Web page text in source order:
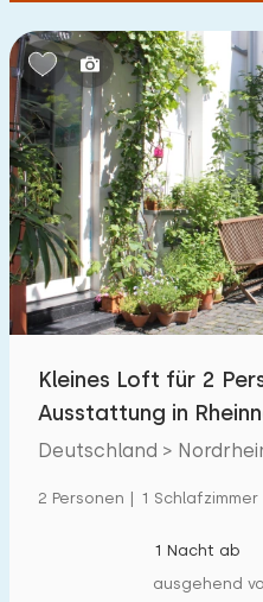
Eingezäunter Garten
Spielgeräte im Garten
Hallenbad
Freibad
Kinderanimation
Kindereinrichtungen
Eingeschränkte
Rollstuhlgerecht
Hilfsmittel
Kleines Loft für 2
Ausstattung in
Deutschland >
2 Personen | 1
1 Nacht ab
ausgehend